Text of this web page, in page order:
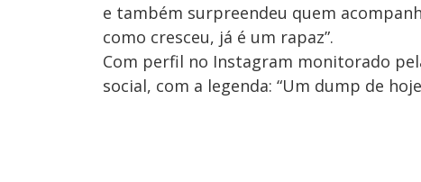
e também surpreendeu quem
como cresceu, já é um rapaz”.
Com perfil no Instagram monitorado
social, com a legenda: “Um dump de